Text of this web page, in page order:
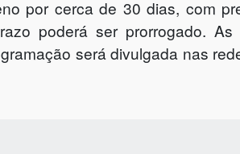
por cerca de 30 dias, com
poderá ser prorrogado. As
será divulgada nas